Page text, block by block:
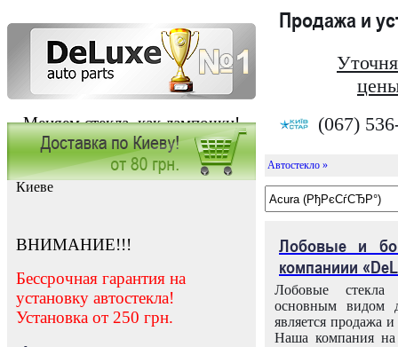
Меняем стекла, как лампочки!
Продажа и
(067)
Заказать установку автостекла в
Киеве
ВНИМАНИЕ!!!
Бессрочная гарантия на
установку автостекла!
Установка от 250 грн.
Автостекло »
Лобовые и
компаниии
Лобовые
основным видом
является продажа и
Наша компания на